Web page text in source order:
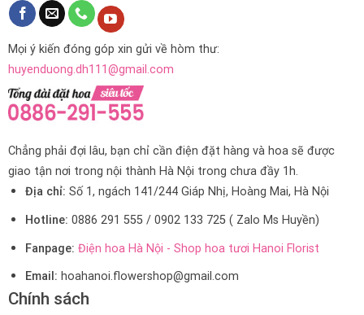
Mọi ý kiến đóng góp xin gửi về hòm thư:
huyenduong.dh111@gmail.com
Chẳng phải đợi lâu, bạn chỉ cần điện đặt hàng và hoa sẽ được
giao tận nơi trong nội thành Hà Nội trong chưa đầy 1h.
Địa chỉ: Số 1, ngách 141/244 Giáp Nhị, Hoàng Mai, Hà Nội
Hotline: 0886 291 555 / 0902 133 725 ( Zalo Ms Huyền)
Fanpage: Điện hoa Hà Nội - Shop hoa tươi Hanoi Florist
Email: hoahanoi.flowershop@gmail.com
Chính sách